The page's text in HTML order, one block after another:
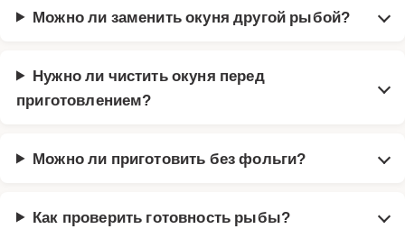
Можно ли заменить окуня другой рыбой?
Нужно ли чистить окуня перед
приготовлением?
Можно ли приготовить без фольги?
Как проверить готовность рыбы?